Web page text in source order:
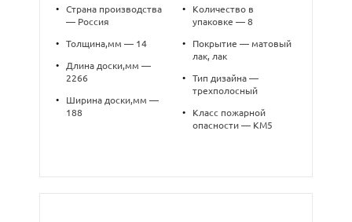
•
Страна производства
— Россия
• Толщина,мм — 14
•
Длина доски,мм —
2266
•
Ширина доски,мм —
188
•
Количество в
упаковке — 8
•
Покрытие — матовый
лак, лак
•
Тип дизайна —
трехполосный
•
Класс пожарной
опасности — КМ5